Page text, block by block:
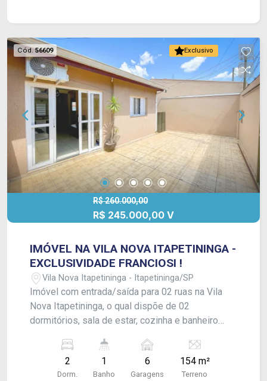
Exclusivo
Cód.56609
R$ 260.000,00
R$ 245.000,00 V
IMÓVEL NA VILA NOVA ITAPETININGA -
EXCLUSIVIDADE FRANCIOSI !
Vila Nova Itapetininga - Itapetininga/SP
Imóvel com entrada/saída para 02 ruas na Vila
Nova Itapetininga, o qual dispõe de 02
dormitórios, sala de estar, cozinha e banheiro
financiamento, CONSULTE-NOS !
2
Dorm.
1
Banho
6
Garagens
154 m²
Terreno